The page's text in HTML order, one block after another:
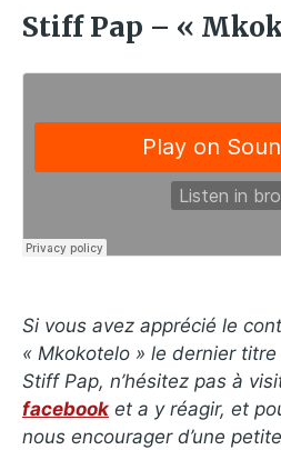
Stiff Pap – «
Si vous avez apprécié le
« Mkokotelo » le dernier
Stiff Pap, n’hésitez pas à
facebook et a y réagir, et
nous encourager d’une